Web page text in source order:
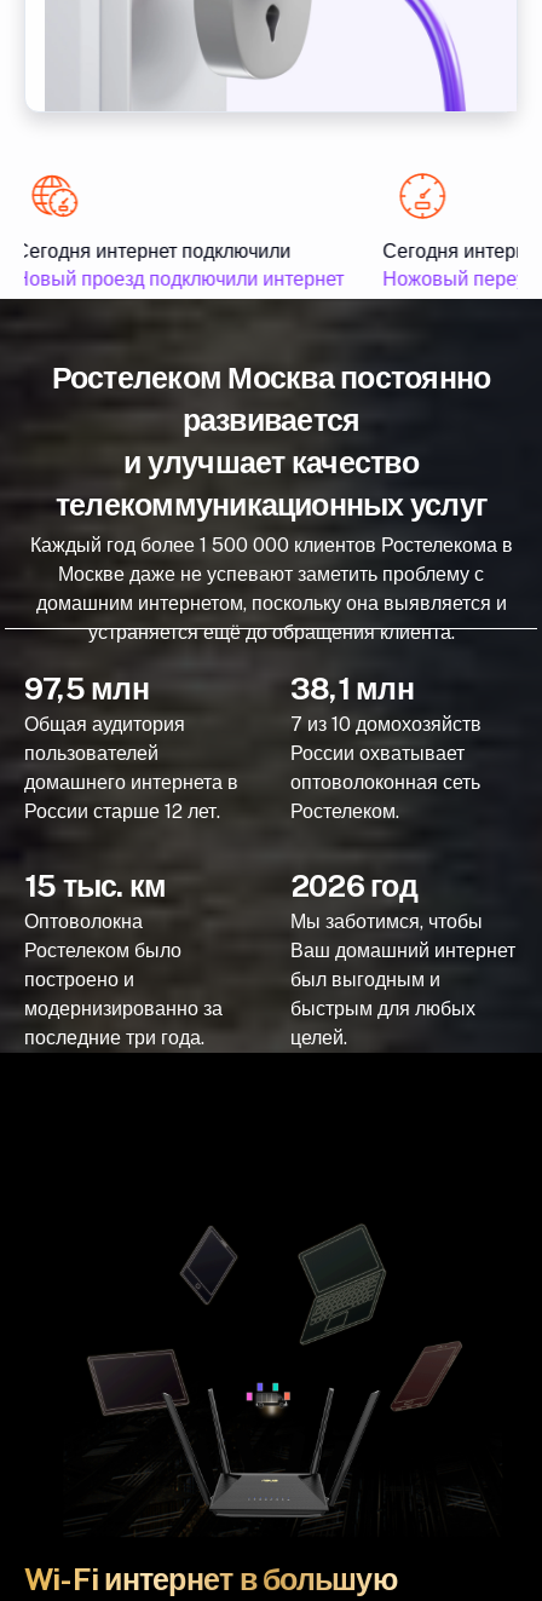
Сегодня интернет подключили
Новый проезд подключили интернет
Сегодня
Ножовый
Ростелеком Москва постоянно
развивается
и улучшает качество
телекоммуникационных услуг
Каждый год более 1 500 000 клиентов Ростелекома в
Москве даже не успевают заметить проблему с
домашним интернетом, поскольку она выявляется и
устраняется ещё до обращения клиента.
97,5 млн
Общая аудитория
пользователей
домашнего интернета в
России старше 12 лет.
38,1 млн
7 из 10 домохозяйств
России охватывает
оптоволоконная сеть
Ростелеком.
15 тыс. км
Оптоволокна
Ростелеком было
построено и
модернизированно за
последние три года.
2026 год
Мы заботимся, чтобы
Ваш домашний интернет
был выгодным и
быстрым для любых
целей.
Wi-Fi интернет в большую